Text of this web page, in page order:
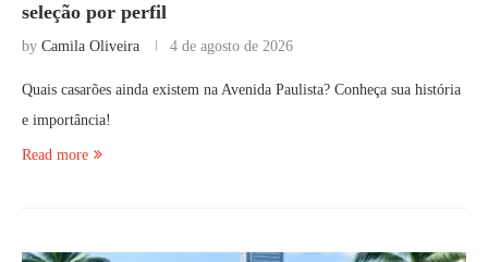
seleção por perfil
by Camila Oliveira 4 de agosto de 2026
Quais casarões ainda existem na Avenida Paulista? Conheça sua história
e importância!
Read more